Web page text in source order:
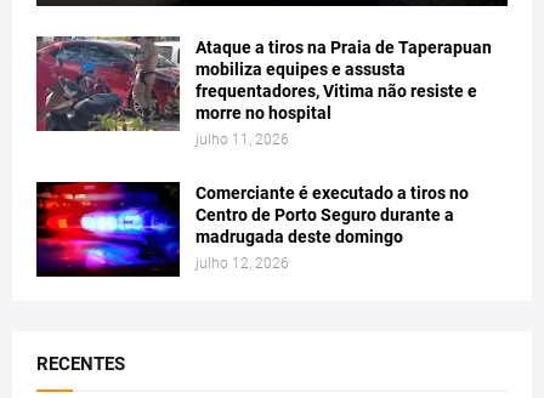
Ataque a tiros na Praia de Taperapuan
mobiliza equipes e assusta
frequentadores, Vitima não resiste e
morre no hospital
julho 11, 2026
Comerciante é executado a tiros no
Centro de Porto Seguro durante a
madrugada deste domingo
julho 12, 2026
RECENTES